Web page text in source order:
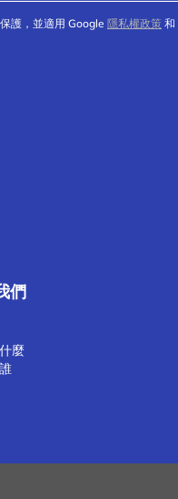
護，並適用 Google 隱私權政策 和
們
麼